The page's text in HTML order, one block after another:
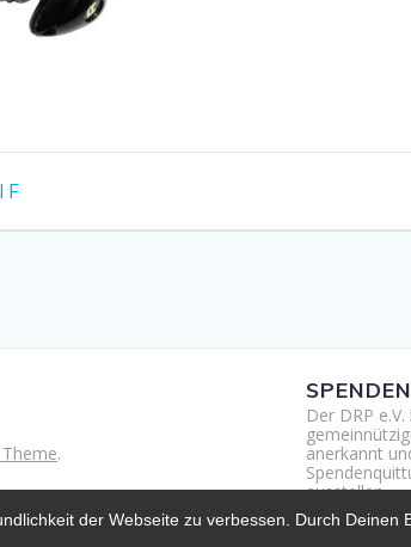
der Webseite zu verbessen. Durch Deinen
F
.
Der DRP
anerkannt
ausstellen.